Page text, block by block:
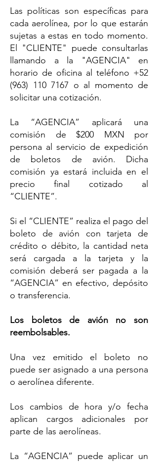
Las políticas son específicas para
cada aerolínea, por lo que estarán
sujetas a estas en todo momento.
El "CLIENTE" puede consultarlas
llamando a la "AGENCIA" en
horario de oficina al teléfono +52
(963) 110 7167 o al momento de
solicitar una cotización.
La “AGENCIA” aplicará una
comisión de $200 MXN por
persona al servicio de expedición
de boletos de avión. Dicha
comisión ya estará incluida en el
precio final cotizado al
“CLIENTE”.
Si el “CLIENTE” realiza el pago del
boleto de avión con tarjeta de
crédito o débito, la cantidad neta
será cargada a la tarjeta y la
comisión deberá ser pagada a la
“AGENCIA” en efectivo, depósito
o transferencia.
Los boletos de avión no son
reembolsables.
Una vez emitido el boleto no
puede ser asignado a una persona
o aerolínea diferente.
Los cambios de hora y/o fecha
aplican cargos adicionales por
parte de las aerolíneas.
La “AGENCIA” puede aplicar un